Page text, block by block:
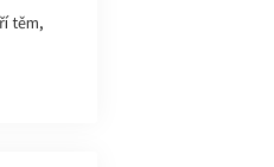
těm,